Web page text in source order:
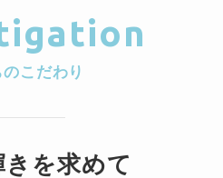
こだわり
を求めて